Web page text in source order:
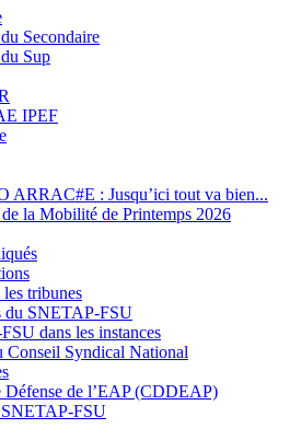
Secondaire
Sup
IPEF
ARRAC#E : Jusqu’ici tout va bien...
la Mobilité de Printemps 2026
tribunes
du SNETAP-FSU
dans les instances
Conseil Syndical National
Défense de l’EAP (CDDEAP)
FSU